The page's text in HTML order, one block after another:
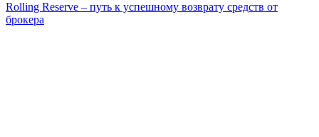
Rolling Reserve – путь к успешному возврату средств от
брокера